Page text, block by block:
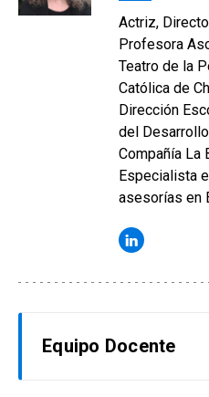
Actriz,
Profesora
Teatro de la
Católica de
Dirección
del
Compañía La
Especialista
asesorías en
Equipo Docente